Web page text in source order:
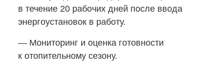
в течение 20 рабочих дней после ввода
энергоустановок в работу.
— Мониторинг и оценка готовности
к отопительному сезону.